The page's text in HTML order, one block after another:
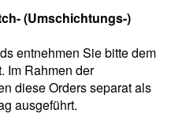
(Umschichtungs-)
entnehmen Sie bitte dem
Im Rahmen der
diese Orders separat als
ausgeführt.